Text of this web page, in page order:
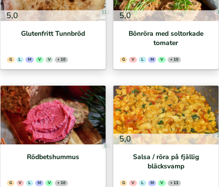
5,0 11
Glutenfritt Tunnbröd
G L M V V + 10
5,0
Bönröra med soltorkade
tomater
G V L M V + 10
0
Rödbetshummus
G V L M V + 10
5,0
Salsa / röra på fjällig
bläcksvamp
G V L M V + 13